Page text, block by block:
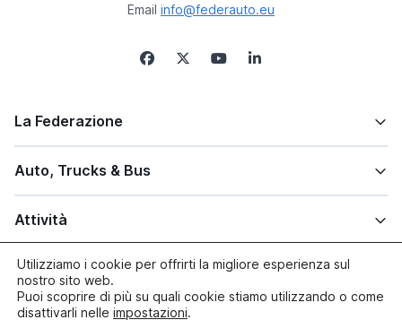
Email info@federauto.eu
La Federazione
Auto, Trucks & Bus
Attività
Altre info
Utilizziamo i cookie per offrirti la migliore esperienza sul
nostro sito web.
Puoi scoprire di più su quali cookie stiamo utilizzando o come
disattivarli nelle impostazioni.